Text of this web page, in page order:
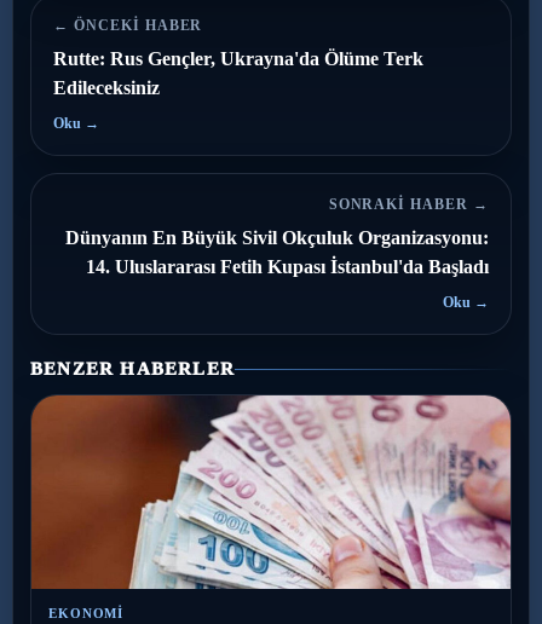
← ÖNCEKI HABER
Rutte: Rus Gençler, Ukrayna'da Ölüme Terk
Edileceksiniz
Oku →
SONRAKI HABER →
Dünyanın En Büyük Sivil Okçuluk Organizasyonu:
14. Uluslararası Fetih Kupası İstanbul'da Başladı
Oku →
BENZER HABERLER
EKONOMI